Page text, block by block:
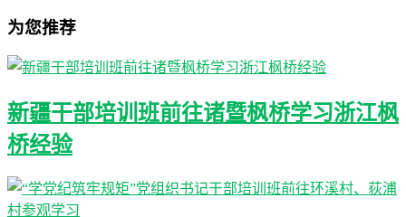
为您推荐
新疆干部培训班前往诸暨枫桥学习浙江枫
桥经验